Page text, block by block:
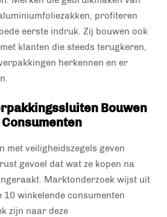
profiteren
eerste indruk. Zij bouwen ook
klanten die steeds terugkeren,
herkennen en er
Bouwen
met veiligheidszegels geven
gevoel dat wat ze kopen na
Marktonderzoek wijst uit
10 winkelende consumenten
zijn naar deze